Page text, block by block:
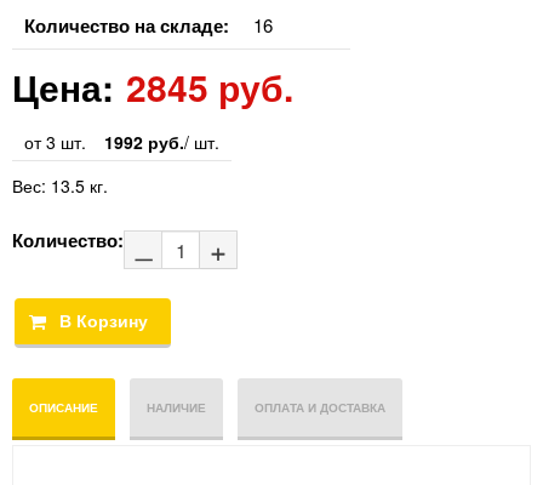
Количество на складе: 16
Цена: 2845 руб.
от 3 шт. 1992 руб./ шт.
Вес: 13.5 кг.
Количество:
ОПИСАНИЕ НАЛИЧИЕ ОПЛАТА И ДОСТАВКА